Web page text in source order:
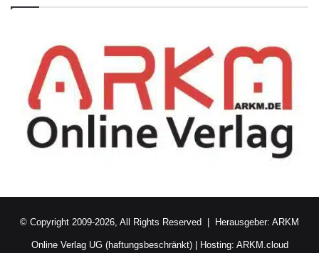
© Copyright 2009-2026, All Rights Reserved | Herausgeber: ARKM
Online Verlag UG (haftungsbeschränkt)| Hosting: ARKM.cloud